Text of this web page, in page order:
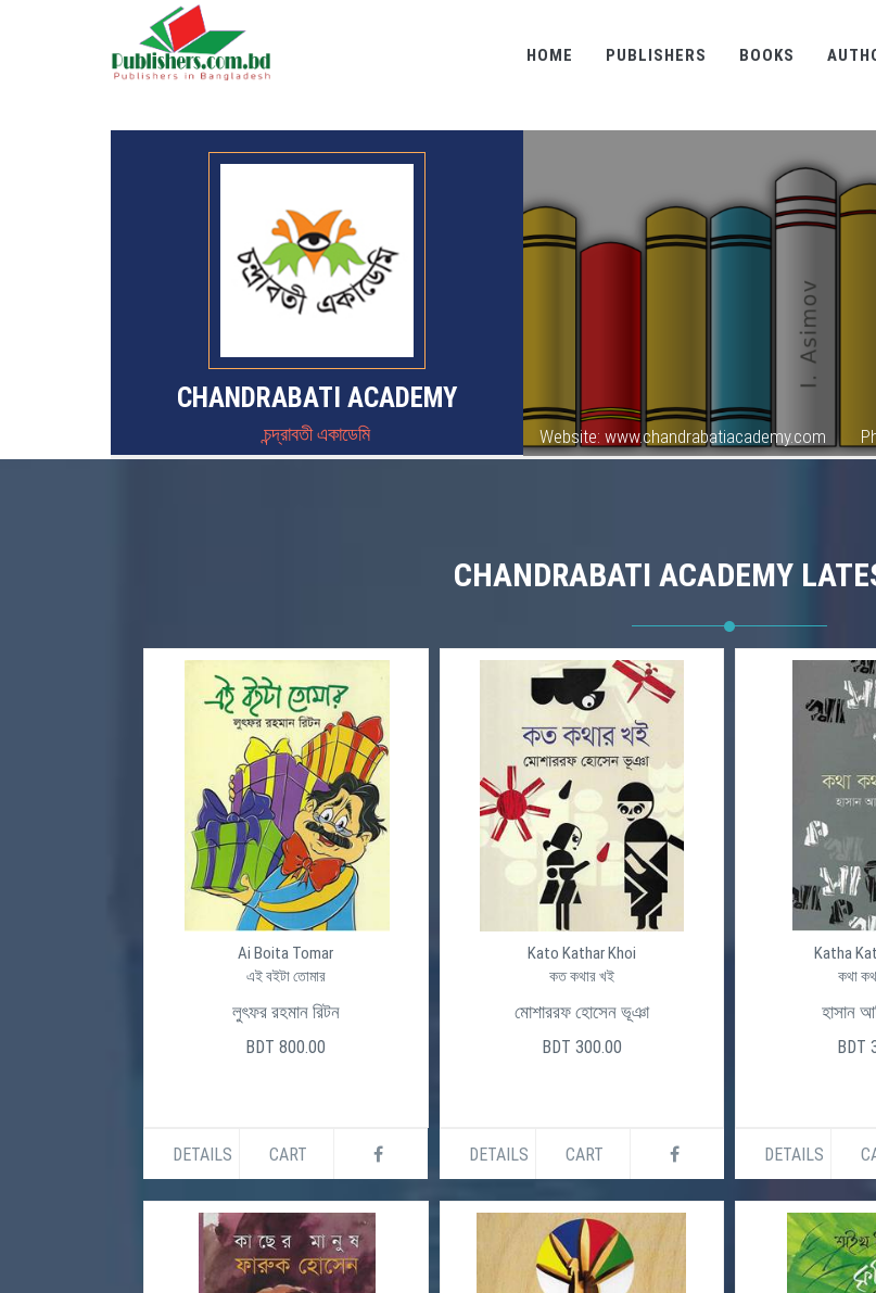
HOME PUBLISHERS BOOKS
CHANDRABATI ACADEMY
চন্দ্রাবতী একাডেমি Website: www.chandrabatiacademy.com
CHANDRABATI ACADEMY
Ai Boita Tomar
এই বইটা তোমার
লুৎফর রহমান রিটন
BDT 800.00
DETAILS CART
Kato Kathar Khoi
কত কথার খই
মোশাররফ হোসেন ভূঞা
BDT 300.00
DETAILS CART
Katha
কথা
হাসান
BDT
DETAILS